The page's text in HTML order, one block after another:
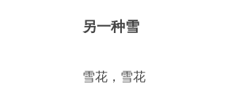
另一种雪
雪花，雪花